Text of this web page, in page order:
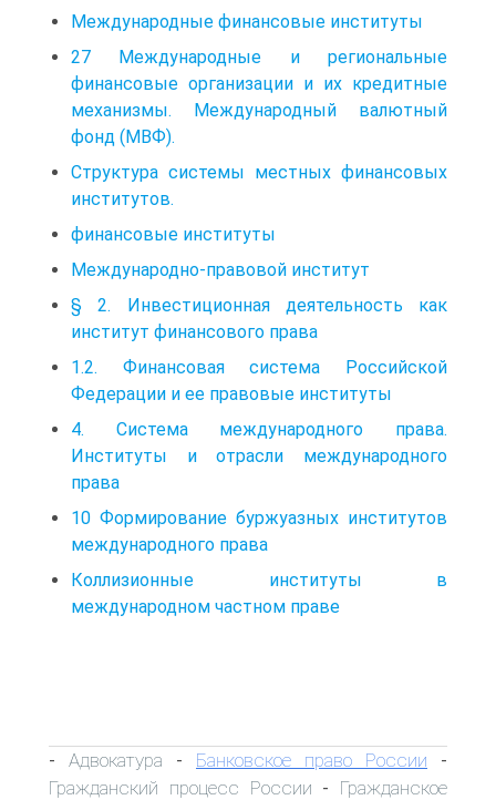
Международные финансовые институты
27 Международные и региональные
финансовые организации и их кредитные
механизмы. Международный валютный
фонд (МВФ).
Структура системы местных финансовых
институтов.
финансовые институты
Международно-правовой институт
§ 2. Инвестиционная деятельность как
институт финансового права
1.2. Финансовая система Российской
Федерации и ее правовые институты
4. Система международного права.
Институты и отрасли международного
права
10 Формирование буржуазных институтов
международного права
Коллизионные институты в
международном частном праве
- Адвокатура - Банковское право России -
Гражданский процесс России - Гражданское